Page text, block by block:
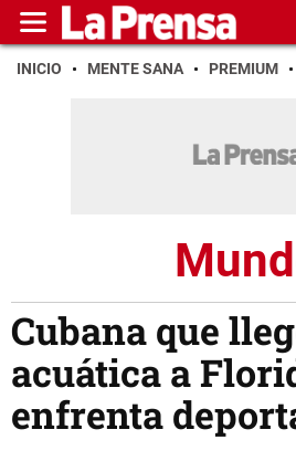
INICIO MENTE SANA PREMIUM
Cubana que
acuática a
enfrenta